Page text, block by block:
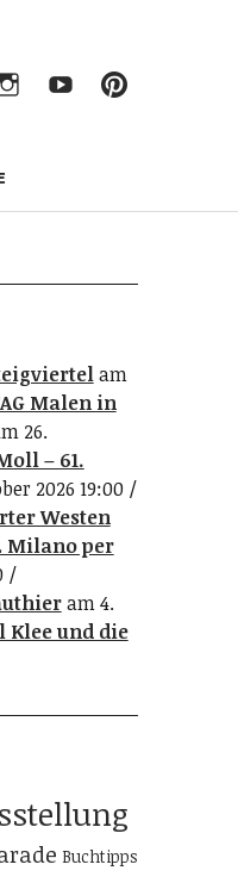
am
Malen in
26.
– 61.
2026 19:00
Westen
Milano per
am 4.
Klee und die
Buchtipps